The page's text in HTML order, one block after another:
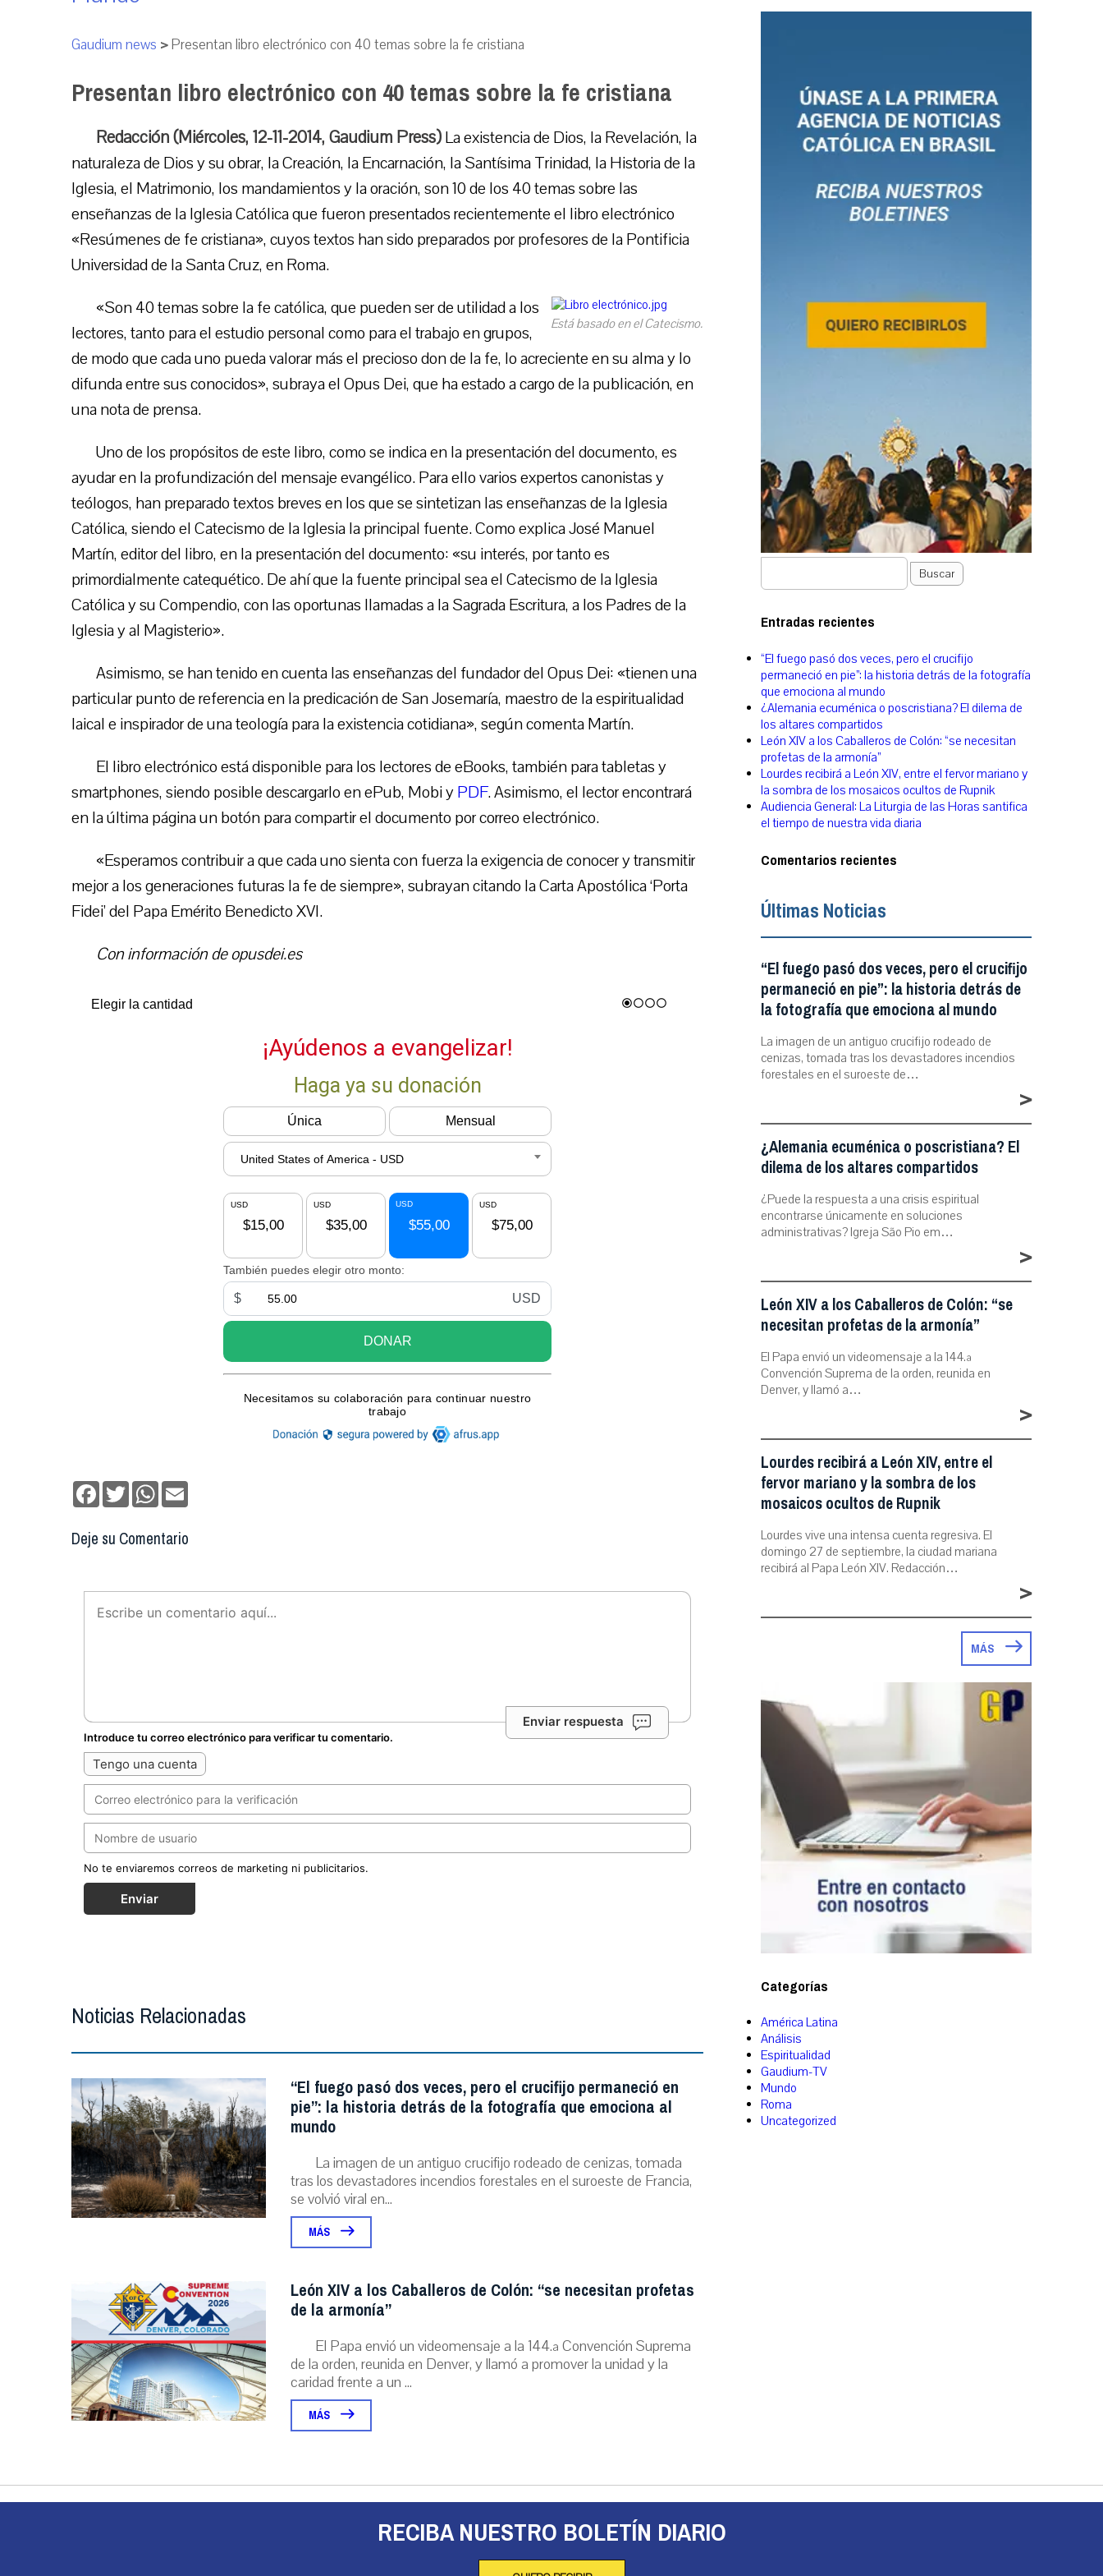
Gaudium news >Presentan libro electrónico con 40 temas sobre la fe cristiana
Presentan libro electrónico con 40 temas sobre la fe cristiana
Redacción (Miércoles, 12-11-2014, Gaudium Press)La existencia de Dios, la Revelación, la
naturaleza de Dios y su obrar, la Creación, la Encarnación, la Santísima Trinidad, la Historia de la
Iglesia, el Matrimonio, los mandamientos y la oración, son 10 de los 40 temas sobre las
enseñanzas de la Iglesia Católica que fueron presentados recientemente el libro electrónico
«Resúmenes de fe cristiana», cuyos textos han sido preparados por profesores de la Pontificia
Universidad de la Santa Cruz, en Roma.
Está basado en el Catecismo.
«Son 40 temas sobre la fe católica, que pueden ser de utilidad a los
lectores, tanto para el estudio personal como para el trabajo en grupos,
de modo que cada uno pueda valorar más el precioso don de la fe, lo acreciente en su alma y lo
difunda entre sus conocidos», subraya el Opus Dei, que ha estado a cargo de la publicación, en
una nota de prensa.
Uno de los propósitos de este libro, como se indica en la presentación del documento, es
ayudar en la profundización del mensaje evangélico. Para ello varios expertos canonistas y
teólogos, han preparado textos breves en los que se sintetizan las enseñanzas de la Iglesia
Católica, siendo el Catecismo de la Iglesia la principal fuente. Como explica José Manuel
Martín, editor del libro, en la presentación del documento: «su interés, por tanto es
primordialmente catequético. De ahí que la fuente principal sea el Catecismo de la Iglesia
Católica y su Compendio, con las oportunas llamadas a la Sagrada Escritura, a los Padres de la
Iglesia y al Magisterio».
Asimismo, se han tenido en cuenta las enseñanzas del fundador del Opus Dei: «tienen una
particular punto de referencia en la predicación de San Josemaría, maestro de la espiritualidad
laical e inspirador de una teología para la existencia cotidiana», según comenta Martín.
El libro electrónico está disponible para los lectores de eBooks, también para tabletas y
smartphones, siendo posible descargarlo en ePub, Mobi yPDF. Asimismo, el lector encontrará
en la última página un botón para compartir el documento por correo electrónico.
«Esperamos contribuir a que cada uno sienta con fuerza la exigencia de conocer y transmitir
mejor a los generaciones futuras la fe de siempre», subrayan citando la Carta Apostólica ‘Porta
Fidei’ del Papa Emérito Benedicto XVI.
Con información de opusdei.es
Facebook
TwitterWhatsApp
Deje su Comentario
Enviar respuesta
Introduce tu correo electrónico para verificar tu comentario.
Tengo una cuenta
No te enviaremos correos de marketing ni publicitarios.
Enviar
Noticias Relacionadas
“El fuego pasó dos veces, pero el crucifijo permaneció en
pie”: la historia detrás de la fotografía que emociona al
mundo
La imagen de un antiguo crucifijo rodeado de cenizas, tomada
tras los devastadores incendios forestales en el suroeste de Francia,
se volvió viral en...
MÁS
León XIV a los Caballeros de Colón: “se necesitan profetas
de la armonía”
El Papa envió un videomensaje a la 144.ª Convención Suprema
de la orden, reunida en Denver, y llamó a promover la unidad y la
caridad frente a un ...
MÁS
Buscar
Entradas recientes
“El fuego pasó dos veces, pero el crucifijo
permaneció en pie”: la historia detrás de la fotografía
que emociona al mundo
¿Alemania ecuménica o poscristiana? El dilema de
los altares compartidos
León XIV a los Caballeros de Colón: “se necesitan
profetas de la armonía”
Lourdes recibirá a León XIV, entre el fervor mariano y
la sombra de los mosaicos ocultos de Rupnik
Audiencia General: La Liturgia de las Horas santifica
el tiempo de nuestra vida diaria
Comentarios recientes
Últimas Noticias
“El fuego pasó dos veces, pero el crucifijo
permaneció en pie”: la historia detrás de
la fotografía que emociona al mundo
La imagen de un antiguo crucifijo rodeado de
cenizas, tomada tras los devastadores incendios
forestales en el suroeste de…
>
¿Alemania ecuménica o poscristiana? El
dilema de los altares compartidos
¿Puede la respuesta a una crisis espiritual
encontrarse únicamente en soluciones
administrativas? Igreja São Pio em…
>
León XIV a los Caballeros de Colón: “se
necesitan profetas de la armonía”
El Papa envió un videomensaje a la 144.ª
Convención Suprema de la orden, reunida en
Denver, y llamó a…
>
Lourdes recibirá a León XIV, entre el
fervor mariano y la sombra de los
mosaicos ocultos de Rupnik
Lourdes vive una intensa cuenta regresiva. El
domingo 27 de septiembre, la ciudad mariana
recibirá al Papa León XIV. Redacción…
>
MÁS
Categorías
América Latina
Análisis
Espiritualidad
Gaudium-TV
Mundo
Roma
Uncategorized
RECIBA NUESTRO BOLETÍN DIARIO